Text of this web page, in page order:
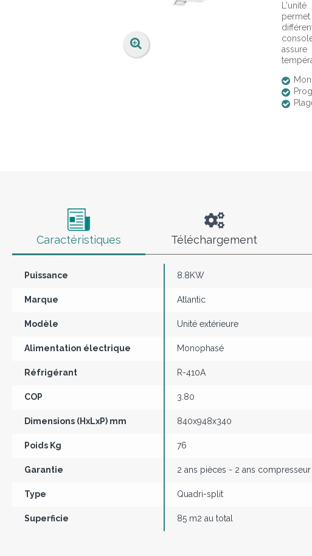
L'unité
Caractéristiques Téléchargement
Puissance 8.8KW
Marque Atlantic
Modèle Unité extérieure
Alimentation électrique Monophasé
Réfrigérant R-410A
COP 3.80
Dimensions (HxLxP) mm 840x948x340
Poids Kg 76
Garantie 2 ans pièces - 2 ans compresseur
Type Quadri-split
Superficie 85 m2 au total